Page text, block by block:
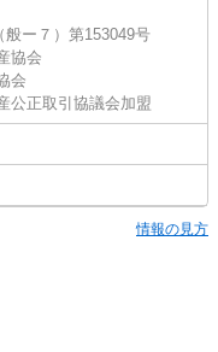
ー７）第153049号
協会
会
公正取引協議会加盟
情報の見方